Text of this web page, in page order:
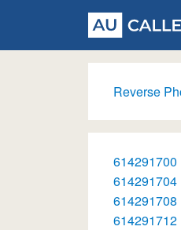
Reverse
614291700
614291704
614291708
614291712